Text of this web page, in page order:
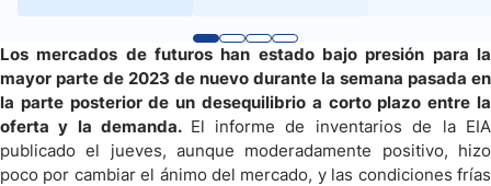
Los mercados de futuros han estado bajo presión para la
mayor parte de 2023 de nuevo durante la semana pasada en
la parte posterior de un desequilibrio a corto plazo entre la
oferta y la demanda. El informe de inventarios de la EIA
publicado el jueves, aunque moderadamente positivo, hizo
poco por cambiar el ánimo del mercado, y las condiciones frías